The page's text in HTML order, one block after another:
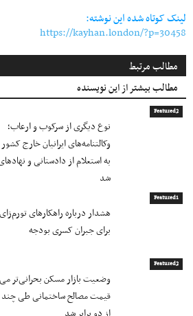
لینک کوتاه شده این نوشته:
https://kayhan.london/?p=30458
مطالب مرتبط
مطالب بیشتر از این نویسنده
Featured2
نوع دیگری از سرکوب و ارعاب؛
وکالتنامه‌های ایرانیان خارج
به استعلام از دادستانی و
شد
Featured1
هشدار درباره راهکارهای
برای جبران کسری بودجه
Featured2
وضعیت بازار مسکن بحرانی‌تر
قیمت مصالح ساختمانی طی چند